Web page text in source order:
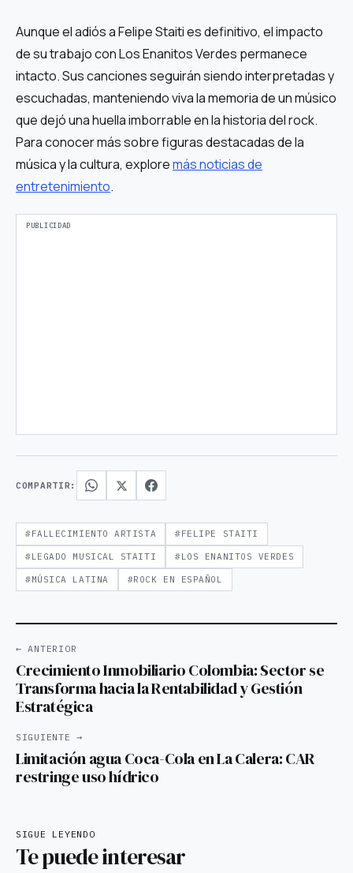
Aunque el adiós a Felipe Staiti es definitivo, el impacto
de su trabajo con Los Enanitos Verdes permanece
intacto. Sus canciones seguirán siendo interpretadas y
escuchadas, manteniendo viva la memoria de un músico
que dejó una huella imborrable en la historia del rock.
Para conocer más sobre figuras destacadas de la
música y la cultura, exploremás noticias de
entretenimiento.
COMPARTIR:
#FALLECIMIENTO ARTISTA #FELIPE STAITI
#LEGADO MUSICAL STAITI #LOS ENANITOS VERDES
#MÚSICA LATINA #ROCK EN ESPAÑOL
← ANTERIOR
Crecimiento Inmobiliario Colombia: Sector se
Transforma hacia la Rentabilidad y Gestión
Estratégica
SIGUIENTE →
Limitación agua Coca-Cola en La Calera: CAR
restringe uso hídrico
SIGUE LEYENDO
Te puede interesar